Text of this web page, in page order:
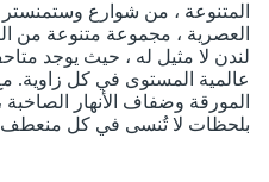
المتنوعة ، من شوارع وستمنستر
العصرية ، مجموعة متنوعة من
لندن لا مثيل له ، حيث يوجد
عالمية المستوى في كل زاوية.
المورقة وضفاف الأنهار
بلحظات لا تُنسى في كل